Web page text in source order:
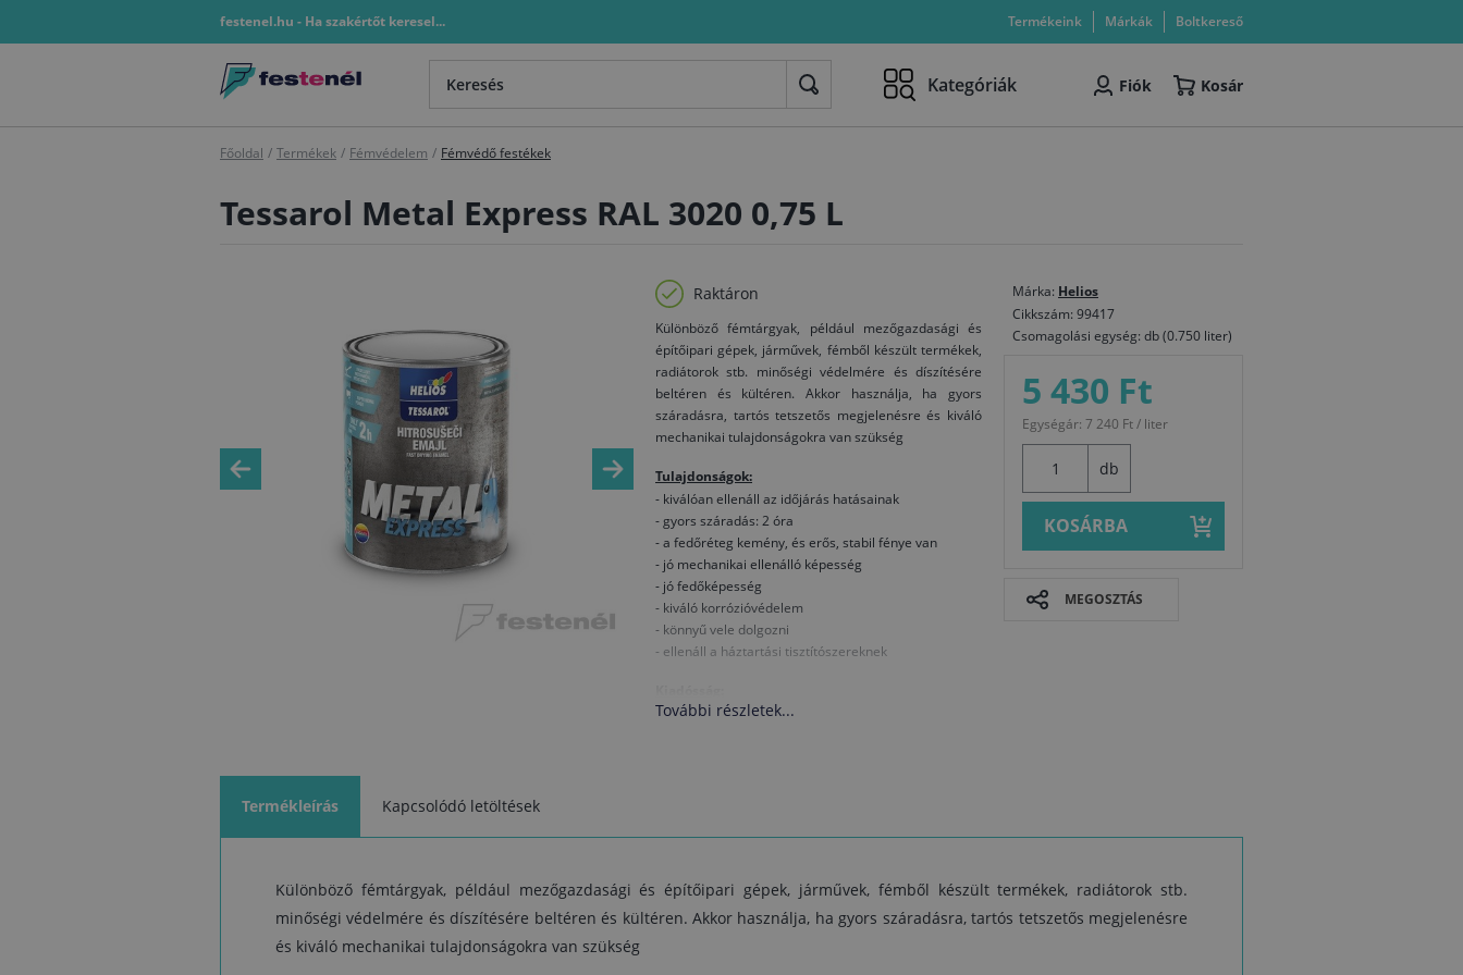
festenel.hu - Ha szakértőt keresel... Termékeink Márkák Boltkereső
Kategóriák Fiók Kosár
Főoldal / Termékek / Fémvédelem / Fémvédő festékek
Tessarol Metal Express RAL 3020 0,75 L
Raktáron
Különböző fémtárgyak, például mezőgazdasági és
építőipari gépek, járművek, fémből készült termékek,
radiátorok stb. minőségi védelmére és díszítésére
beltéren és kültéren. Akkor használja, ha gyors
száradásra, tartós tetszetős megjelenésre és kiváló
mechanikai tulajdonságokra van szükség
Tulajdonságok:
- kiválóan ellenáll az időjárás hatásainak
- gyors száradás: 2 óra
- a fedőréteg kemény, és erős, stabil fénye van
- jó mechanikai ellenálló képesség
- jó fedőképesség
- kiváló korrózióvédelem
- könnyű vele dolgozni
- ellenáll a háztartási tisztítószereknek
1 liter 8–10 m² felületre elegendő 1 rétegben. A
alkid kötőanyag, oldószer, festék
Száradás
1 óra után száraz tapintású, második bevonat 2 óra
után, a maximális nedves rétegvastagság 100 µm. A
További részletek...
Márka: Helios
Cikkszám: 99417
Csomagolási egység: db (0.750 liter)
5 430 Ft
Egységár: 7 240 Ft / liter
db
KOSÁRBA
MEGOSZTÁS
Termékleírás Kapcsolódó letöltések
Különböző fémtárgyak, például mezőgazdasági és építőipari gépek, járművek, fémből készült termékek, radiátorok stb.
minőségi védelmére és díszítésére beltéren és kültéren. Akkor használja, ha gyors száradásra, tartós tetszetős megjelenésre
és kiváló mechanikai tulajdonságokra van szükség